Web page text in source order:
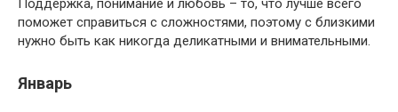
Поддержка, понимание и любовь – то, что лучше всего
поможет справиться с сложностями, поэтому с близкими
нужно быть как никогда деликатными и внимательными.
Январь